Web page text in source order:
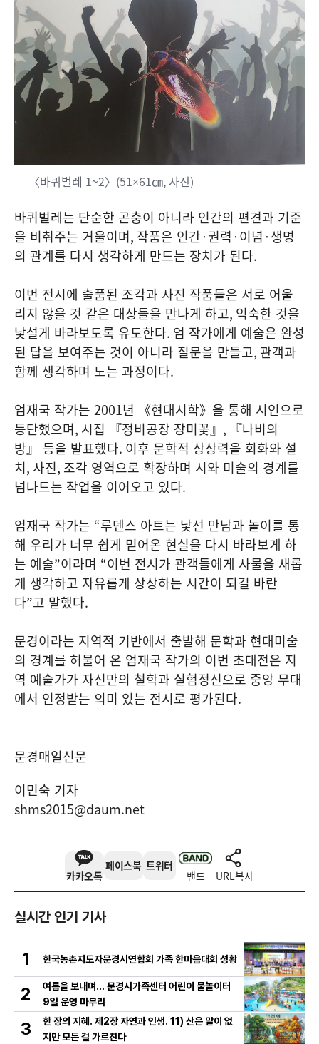
〈바퀴벌레 1~2〉 (51×61㎝, 사진)
바퀴벌레는 단순한 곤충이 아니라 인간의 편견과 기준
을 비춰주는 거울이며, 작품은 인간·권력·이념·생명
의 관계를 다시 생각하게 만드는 장치가 된다.
이번 전시에 출품된 조각과 사진 작품들은 서로 어울
리지 않을 것 같은 대상들을 만나게 하고, 익숙한 것을
낯설게 바라보도록 유도한다. 엄 작가에게 예술은 완성
된 답을 보여주는 것이 아니라 질문을 만들고, 관객과
함께 생각하며 노는 과정이다.
엄재국 작가는 2001년 《현대시학》을 통해 시인으로
등단했으며, 시집 『정비공장 장미꽃』 , 『나비의
방』 등을 발표했다. 이후 문학적 상상력을 회화와 설
치, 사진, 조각 영역으로 확장하며 시와 미술의 경계를
넘나드는 작업을 이어오고 있다.
엄재국 작가는 “루덴스 아트는 낯선 만남과 놀이를 통
해 우리가 너무 쉽게 믿어온 현실을 다시 바라보게 하
는 예술”이라며 “이번 전시가 관객들에게 사물을 새롭
게 생각하고 자유롭게 상상하는 시간이 되길 바란
다”고 말했다.
문경이라는 지역적 기반에서 출발해 문학과 현대미술
의 경계를 허물어 온 엄재국 작가의 이번 초대전은 지
역 예술가가 자신만의 철학과 실험정신으로 중앙 무대
에서 인정받는 의미 있는 전시로 평가된다.
문경매일신문
이민숙 기자
shms2015@daum.net
카카오톡
페이스북 트위터
밴드 URL복사
실시간 인기 기사
1 한국농촌지도자문경시연합회 가족 한마음대회 성황
2
여름을 보내며… 문경시가족센터 어린이 물놀이터
9일 운영 마무리
3
한 장의 지혜. 제2장 자연과 인생. 11) 산은 말이 없
지만 모든 걸 가르친다